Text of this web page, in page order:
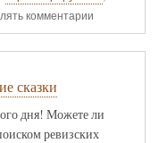
комментарии
сказки
дня! Можете ли
ревизских